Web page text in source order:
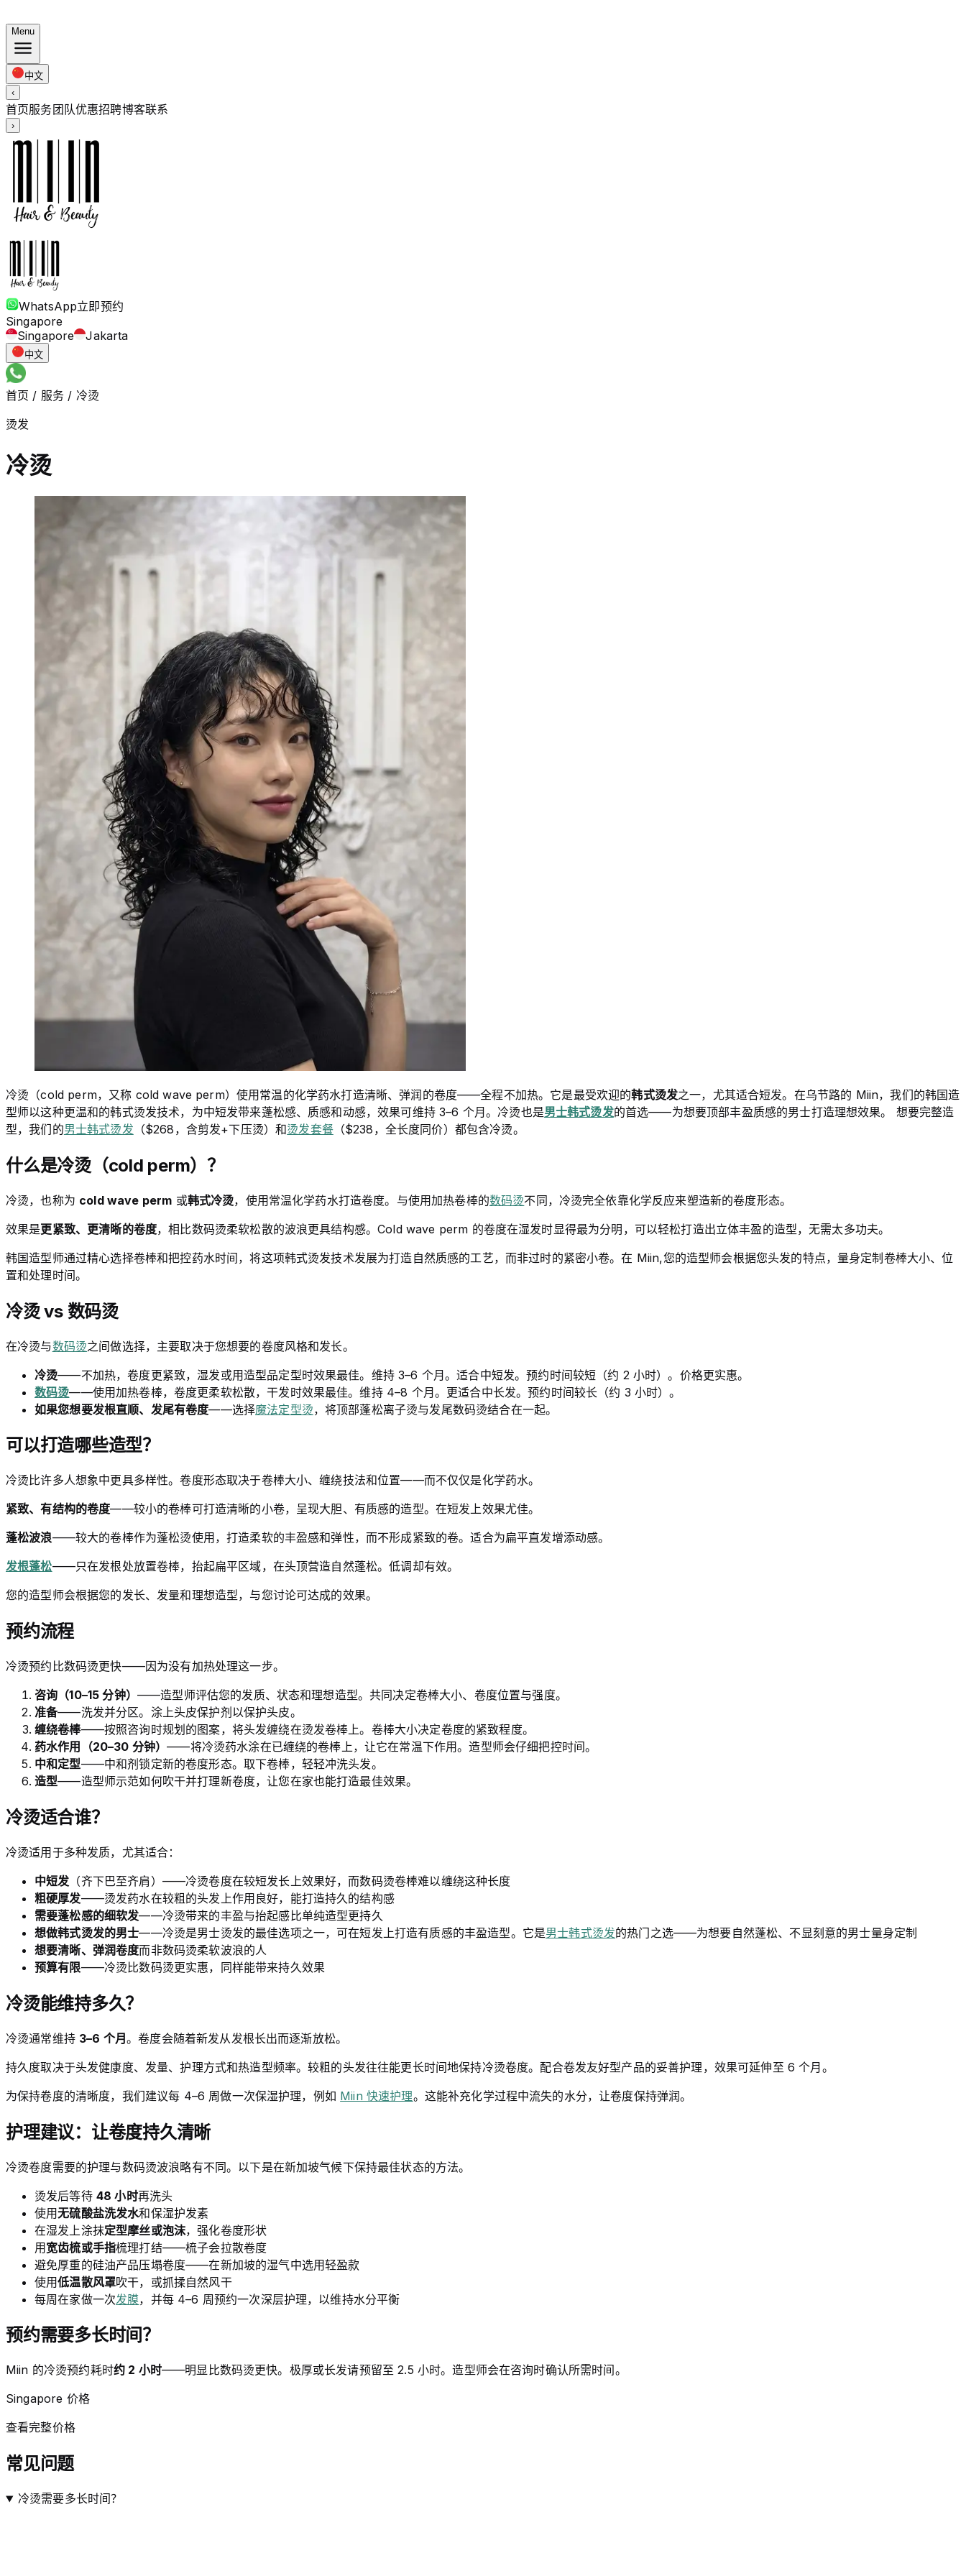
Menu
中文
‹
首页服务团队优惠招聘博客联系
›
WhatsApp立即预约
Singapore
Singapore
Jakarta
中文
首页 / 服务 / 冷烫
烫发
冷烫
冷烫（cold perm，又称 cold wave perm）使用常温的化学药水打造清晰、弹润的卷度——全程不加热。它是最受欢迎的韩式烫发之一，尤其适合短发。在乌节路的 Miin，我们的韩国造
型师以这种更温和的韩式烫发技术，为中短发带来蓬松感、质感和动感，效果可维持 3–6 个月。冷烫也是男士韩式烫发的首选——为想要顶部丰盈质感的男士打造理想效果。 想要完整造
型，我们的男士韩式烫发 （$268，含剪发+下压烫）和烫发套餐（$238，全长度同价）都包含冷烫。
什么是冷烫（cold perm）？
冷烫，也称为 cold wave perm 或韩式冷烫，使用常温化学药水打造卷度。与使用加热卷棒的数码烫不同，冷烫完全依靠化学反应来塑造新的卷度形态。
效果是更紧致、更清晰的卷度，相比数码烫柔软松散的波浪更具结构感。Cold wave perm 的卷度在湿发时显得最为分明，可以轻松打造出立体丰盈的造型，无需太多功夫。
韩国造型师通过精心选择卷棒和把控药水时间，将这项韩式烫发技术发展为打造自然质感的工艺，而非过时的紧密小卷。在 Miin,您的造型师会根据您头发的特点，量身定制卷棒大小、位
置和处理时间。
冷烫 vs 数码烫
在冷烫与数码烫之间做选择，主要取决于您想要的卷度风格和发长。
冷烫——不加热，卷度更紧致，湿发或用造型品定型时效果最佳。维持 3–6 个月。适合中短发。预约时间较短（约 2 小时）。价格更实惠。
数码烫——使用加热卷棒，卷度更柔软松散，干发时效果最佳。维持 4–8 个月。更适合中长发。预约时间较长（约 3 小时）。
如果您想要发根直顺、发尾有卷度——选择魔法定型烫，将顶部蓬松离子烫与发尾数码烫结合在一起。
可以打造哪些造型？
冷烫比许多人想象中更具多样性。卷度形态取决于卷棒大小、缠绕技法和位置——而不仅仅是化学药水。
紧致、有结构的卷度——较小的卷棒可打造清晰的小卷，呈现大胆、有质感的造型。在短发上效果尤佳。
蓬松波浪——较大的卷棒作为蓬松烫使用，打造柔软的丰盈感和弹性，而不形成紧致的卷。适合为扁平直发增添动感。
发根蓬松——只在发根处放置卷棒，抬起扁平区域，在头顶营造自然蓬松。低调却有效。
您的造型师会根据您的发长、发量和理想造型，与您讨论可达成的效果。
预约流程
冷烫预约比数码烫更快——因为没有加热处理这一步。
咨询（10–15 分钟） ——造型师评估您的发质、状态和理想造型。共同决定卷棒大小、卷度位置与强度。
准备——洗发并分区。涂上头皮保护剂以保护头皮。
缠绕卷棒——按照咨询时规划的图案，将头发缠绕在烫发卷棒上。卷棒大小决定卷度的紧致程度。
药水作用（20–30 分钟）——将冷烫药水涂在已缠绕的卷棒上，让它在常温下作用。造型师会仔细把控时间。
中和定型——中和剂锁定新的卷度形态。取下卷棒，轻轻冲洗头发。
造型——造型师示范如何吹干并打理新卷度，让您在家也能打造最佳效果。
冷烫适合谁？
冷烫适用于多种发质，尤其适合：
中短发 （齐下巴至齐肩）——冷烫卷度在较短发长上效果好，而数码烫卷棒难以缠绕这种长度
粗硬厚发——烫发药水在较粗的头发上作用良好，能打造持久的结构感
需要蓬松感的细软发——冷烫带来的丰盈与抬起感比单纯造型更持久
想做韩式烫发的男士——冷烫是男士烫发的最佳选项之一，可在短发上打造有质感的丰盈造型。它是男士韩式烫发的热门之选——为想要自然蓬松、不显刻意的男士量身定制
想要清晰、弹润卷度而非数码烫柔软波浪的人
预算有限——冷烫比数码烫更实惠，同样能带来持久效果
冷烫能维持多久？
冷烫通常维持 3–6 个月。卷度会随着新发从发根长出而逐渐放松。
持久度取决于头发健康度、发量、护理方式和热造型频率。较粗的头发往往能更长时间地保持冷烫卷度。配合卷发友好型产品的妥善护理，效果可延伸至 6 个月。
为保持卷度的清晰度，我们建议每 4–6 周做一次保湿护理，例如 Miin 快速护理。这能补充化学过程中流失的水分，让卷度保持弹润。
护理建议：让卷度持久清晰
冷烫卷度需要的护理与数码烫波浪略有不同。以下是在新加坡气候下保持最佳状态的方法。
烫发后等待 48 小时再洗头
使用无硫酸盐洗发水和保湿护发素
在湿发上涂抹定型摩丝或泡沫，强化卷度形状
用宽齿梳或手指梳理打结——梳子会拉散卷度
避免厚重的硅油产品压塌卷度——在新加坡的湿气中选用轻盈款
使用低温散风罩吹干，或抓揉自然风干
每周在家做一次发膜，并每 4–6 周预约一次深层护理，以维持水分平衡
预约需要多长时间？
Miin 的冷烫预约耗时约 2 小时——明显比数码烫更快。极厚或长发请预留至 2.5 小时。造型师会在咨询时确认所需时间。
Singapore 价格
查看完整价格
常见问题
冷烫需要多长时间？